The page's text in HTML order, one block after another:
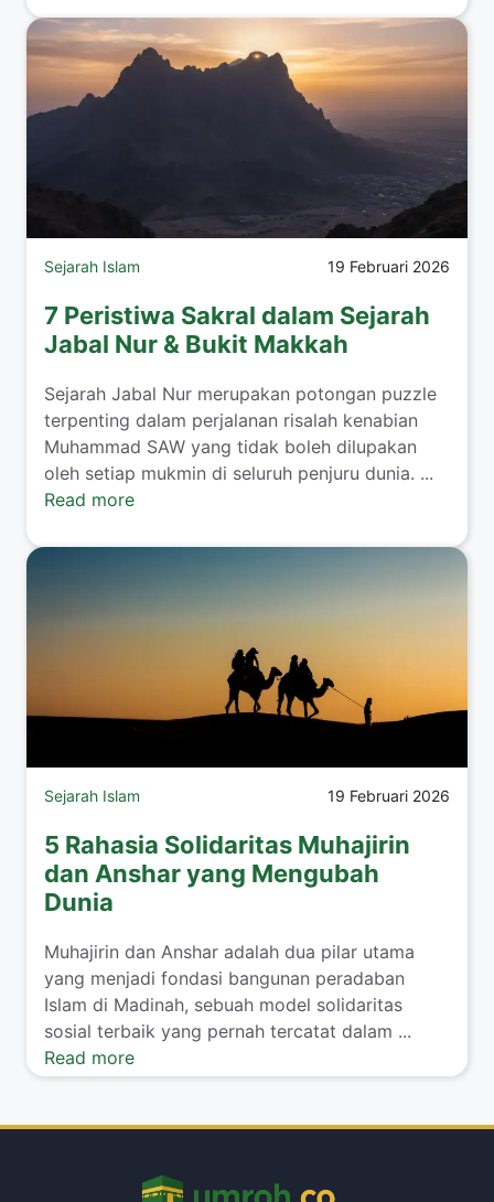
Sejarah Islam 19 Februari 2026
7 Peristiwa Sakral dalam Sejarah
Jabal Nur & Bukit Makkah
Sejarah Jabal Nur merupakan potongan puzzle
terpenting dalam perjalanan risalah kenabian
Muhammad SAW yang tidak boleh dilupakan
oleh setiap mukmin di seluruh penjuru dunia. ...
Read more
Sejarah Islam 19 Februari 2026
5 Rahasia Solidaritas Muhajirin
dan Anshar yang Mengubah
Dunia
Muhajirin dan Anshar adalah dua pilar utama
yang menjadi fondasi bangunan peradaban
Islam di Madinah, sebuah model solidaritas
sosial terbaik yang pernah tercatat dalam ...
Read more